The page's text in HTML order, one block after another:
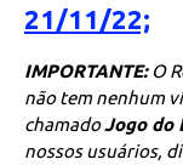
21/11/22;
IMPORTANTE:O
não tem nenhum
chamadoJogo do
nossos usuários,